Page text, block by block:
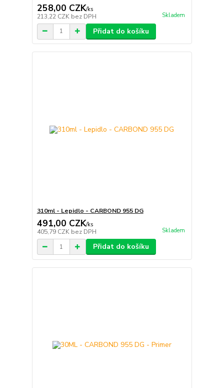
258,00 CZK/ks
213,22 CZK bez DPH Skladem
Přidat do košíku
310ml - Lepidlo - CARBOND 955 DG
491,00 CZK/ks
405,79 CZK bez DPH Skladem
Přidat do košíku